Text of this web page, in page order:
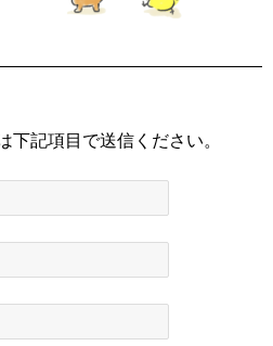
下記項目で送信ください。